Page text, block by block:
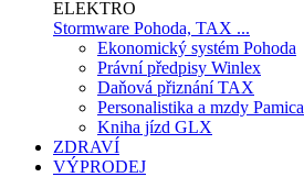
ELEKTRO
Stormware Pohoda, TAX ...
Ekonomický systém Pohoda
Právní předpisy Winlex
Daňová přiznání TAX
Personalistika a mzdy Pamica
Kniha jízd GLX
ZDRAVÍ
VÝPRODEJ